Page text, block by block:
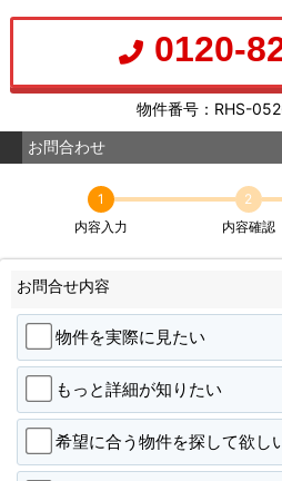
0120-
物件番号：RHS-
お問合わせ
1
内容入力
2
内容確認
お問合せ内容
物件を実際に見たい
もっと詳細が知りたい
希望に合う物件を探して欲し